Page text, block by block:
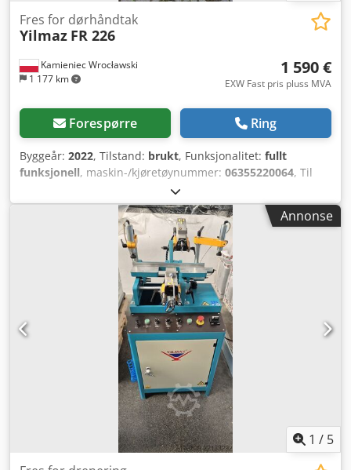
Kamieniec Wrocławski
1 177 km
Fres for dørhåndtak
Yilmaz FR 226
1 590 €
EXW Fast pris pluss MVA
Forespørre Ring
Byggeår: 2022, Tilstand: brukt, Funksjonalitet: fullt
funksjonell, maskin-/kjøretøynummer: 06355220064, Til
salgs: fullt funksjonell frese- og kopiermaskin med
trippelhode for håndtak. Maskinen er beregnet for PVC og
aluminium. Leveres med sentreringstilbehør. I perfekt
stand. Maskinen har nylig vært gjennom service. Dsdpfx
Annonse
1 / 5